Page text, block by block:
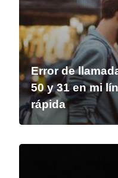
Error de
50 y 31 en mi
rápida